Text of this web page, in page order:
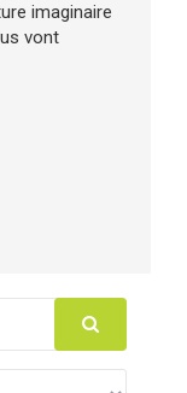
imaginaire
vont